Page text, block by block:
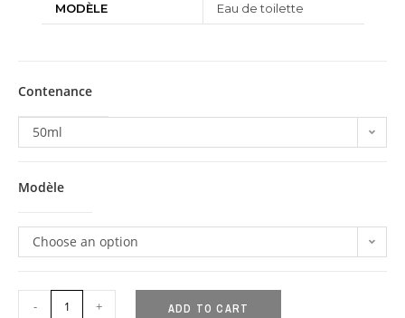
MODÈLE Eau de toilette
Contenance
50ml
Modèle
Choose an option
- + ADD TO CART